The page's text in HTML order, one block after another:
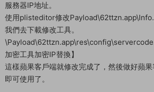
服務器IP地址。
使用plisteditor修改
我們去下載修改工具。
加密工具加密IP替換】
這樣蘋果客戶端就修改完成了，然後做好蘋
即可使用了。